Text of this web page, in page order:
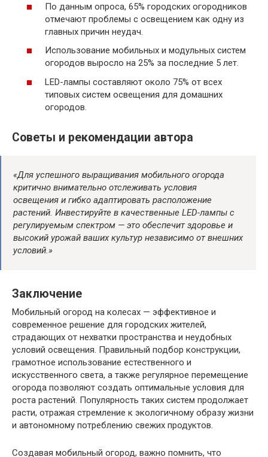
По данным опроса, 65% городских огородников
отмечают проблемы с освещением как одну из
главных причин неудач.
Использование мобильных и модульных систем
огородов выросло на 25% за последние 5 лет.
LED-лампы составляют около 75% от всех
типовых систем освещения для домашних
огородов.
Советы и рекомендации автора
«Для успешного выращивания мобильного огорода
критично внимательно отслеживать условия
освещения и гибко адаптировать расположение
растений. Инвестируйте в качественные LED-лампы с
регулируемым спектром — это обеспечит здоровье и
высокий урожай ваших культур независимо от внешних
условий.»
Заключение
Мобильный огород на колесах — эффективное и
современное решение для городских жителей,
страдающих от нехватки пространства и неудобных
условий освещения. Правильный подбор конструкции,
грамотное использование естественного и
искусственного света, а также регулярное перемещение
огорода позволяют создать оптимальные условия для
роста растений. Популярность таких систем продолжает
расти, отражая стремление к экологичному образу жизни
и автономному потреблению свежих продуктов.
Создавая мобильный огород, важно помнить, что